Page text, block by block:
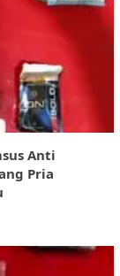
Anti
Pria